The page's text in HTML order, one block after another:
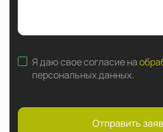
Я даю свое согласие на
персональных данных.
Отправить